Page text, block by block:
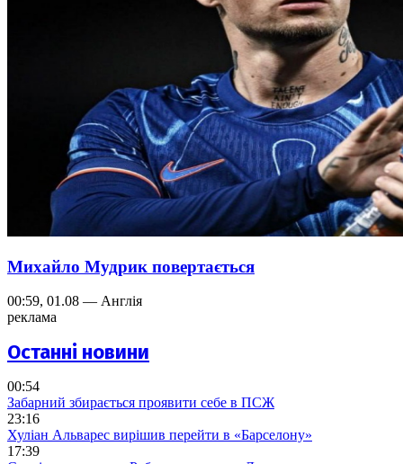
Михайло Мудрик повертається
00:59, 01.08 — Англія
реклама
Останні новини
00:54
Забарний збирається проявити себе в ПСЖ
23:16
Хуліан Альварес вирішив перейти в «Барселону»
17:39